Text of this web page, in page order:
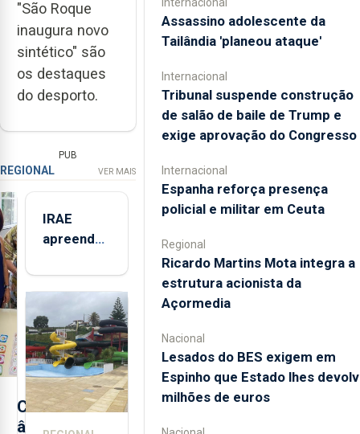
"São Roque
inaugura novo
sintético" são
os destaques
do desporto.
PUB
REGIONAL VER MAIS
C
â
IRAE
apreendeu
toneladas
de
alimentos
entre
2021 e
2025 nos
Açores
Assassino adolescente da
Tailândia 'planeou ataque'
Internacional
Tribunal suspende construção
de salão de baile de Trump e
exige aprovação do Congresso
Internacional
Espanha reforça presença
policial e militar em Ceuta
Regional
Ricardo Martins Mota integra a
estrutura acionista da
Açormedia
Nacional
Lesados do BES exigem em
Espinho que Estado lhes
milhões de euros